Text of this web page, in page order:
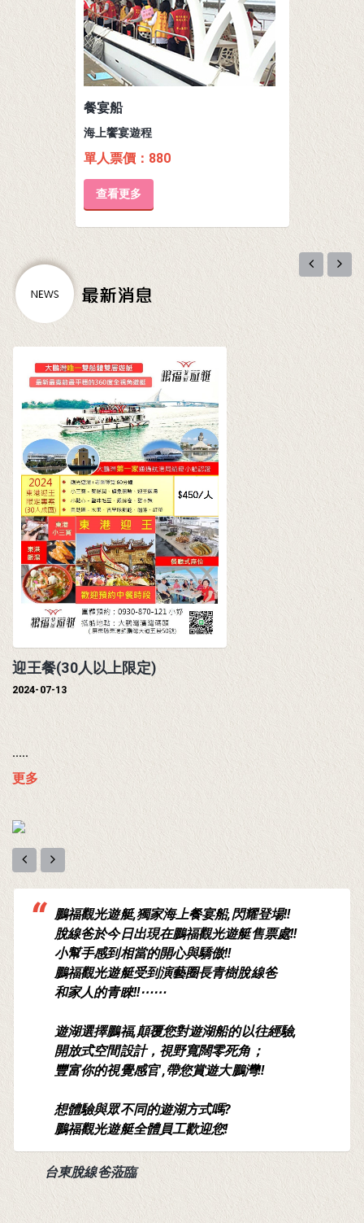
餐宴船
海上饗宴遊程
單人票價：880
查看更多
迎王餐(30人以上限定)
2024-07-13
.....
更多
鵬福觀光遊艇,獨家海上餐宴船,閃耀登場!!
脫線爸於今日出現在鵬福觀光遊艇售票處!!
小幫手感到相當的開心與驕傲!!
鵬福觀光遊艇受到演藝圈長青樹脫線爸
和家人的青睞!!⋯⋯
遊湖選擇鵬福,顛覆您對遊湖船的以往經驗,
開放式空間設計，視野寬闊零死角；
豐富你的視覺感官 ,帶您賞遊大鵬灣!!
想體驗與眾不同的遊湖方式嗎?
鵬福觀光遊艇全體員工歡迎您!
台東脫線爸蒞臨